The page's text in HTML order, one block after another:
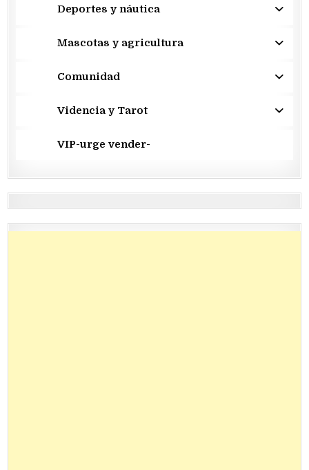
Deportes y náutica
Mascotas y agricultura
Comunidad
Videncia y Tarot
VIP-urge vender-